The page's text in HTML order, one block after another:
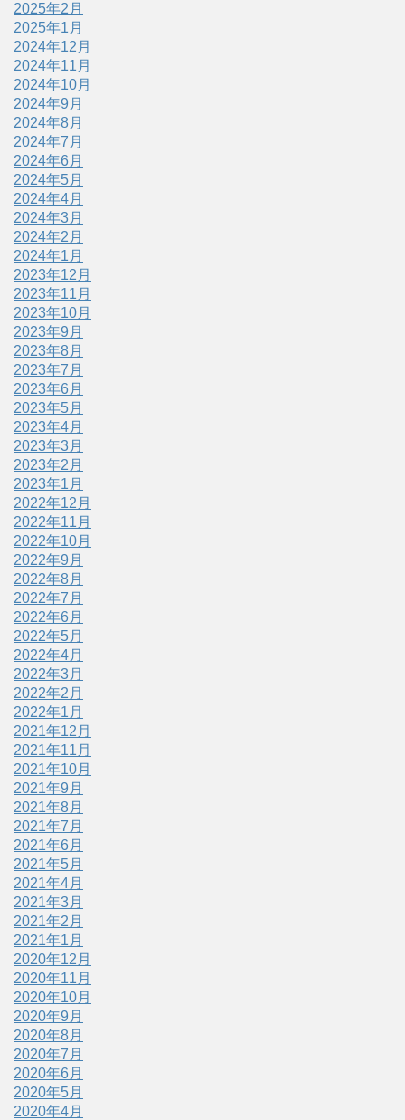
2025年2月
2025年1月
2024年12月
2024年11月
2024年10月
2024年9月
2024年8月
2024年7月
2024年6月
2024年5月
2024年4月
2024年3月
2024年2月
2024年1月
2023年12月
2023年11月
2023年10月
2023年9月
2023年8月
2023年7月
2023年6月
2023年5月
2023年4月
2023年3月
2023年2月
2023年1月
2022年12月
2022年11月
2022年10月
2022年9月
2022年8月
2022年7月
2022年6月
2022年5月
2022年4月
2022年3月
2022年2月
2022年1月
2021年12月
2021年11月
2021年10月
2021年9月
2021年8月
2021年7月
2021年6月
2021年5月
2021年4月
2021年3月
2021年2月
2021年1月
2020年12月
2020年11月
2020年10月
2020年9月
2020年8月
2020年7月
2020年6月
2020年5月
2020年4月